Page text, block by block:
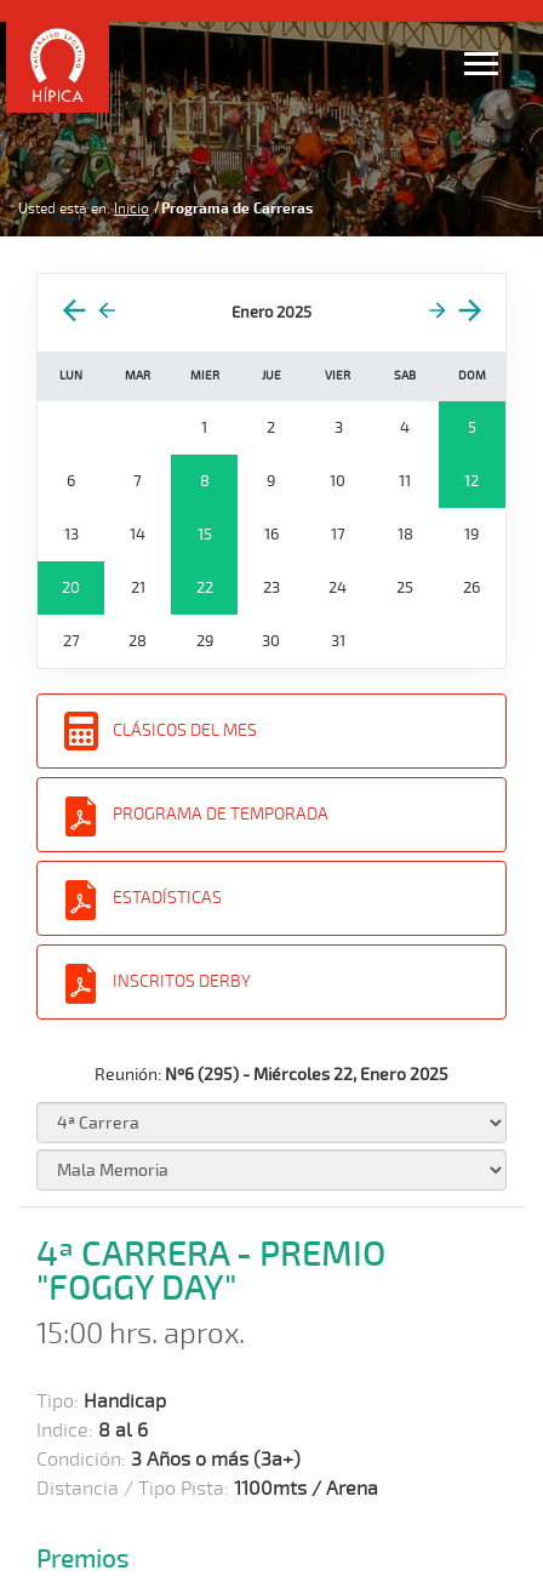
Usted está en: Inicio Programa de Carreras
Enero 2025
LUN MAR MIER JUE VIER SAB DOM
1 2 3 4 5
6 7 8 9 10 11 12
13 14 15 16 17 18 19
20 21 22 23 24 25 26
27 28 29 30 31
CLÁSICOS DEL MES
PROGRAMA DE TEMPORADA
ESTADÍSTICAS
INSCRITOS DERBY
Reunión: Nº6 (295) - Miércoles 22, Enero 2025
4ª CARRERA - PREMIO
"FOGGY DAY"
15:00 hrs. aprox.
Tipo: Handicap
Indice: 8 al 6
Condición: 3 Años o más (3a+)
Distancia / Tipo Pista: 1100mts / Arena
Premios